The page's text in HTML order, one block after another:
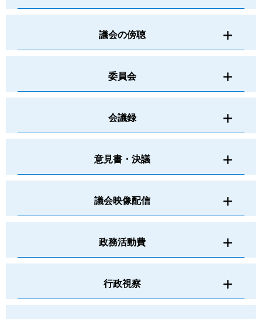
議会の傍聴
委員会
会議録
意見書・決議
議会映像配信
政務活動費
行政視察